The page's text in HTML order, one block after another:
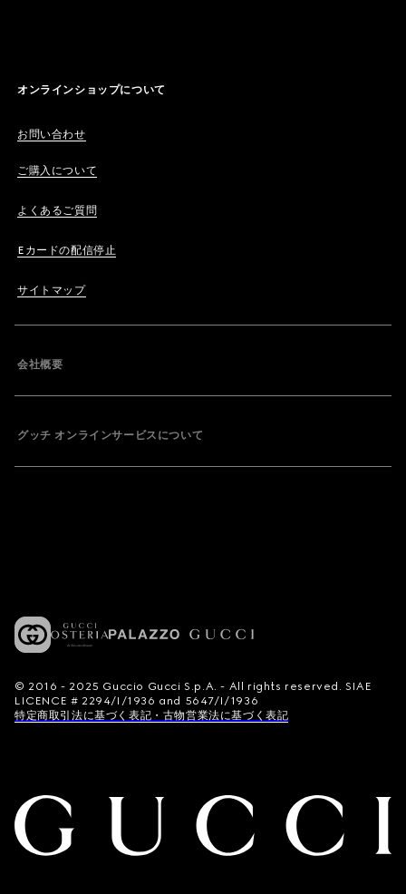
オンラインショップについて
お問い合わせ
ご購入について
よくあるご質問
Eカードの配信停止
サイトマップ
会社概要
グッチ オンラインサービスについて
© 2016 - 2025 Guccio Gucci S.p.A. - All rights reserved. SIAE
LICENCE # 2294/I/1936 and 5647/I/1936
特定商取引法に基づく表記・古物営業法に基づく表記